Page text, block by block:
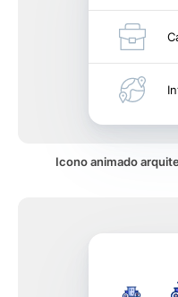
Icono animado